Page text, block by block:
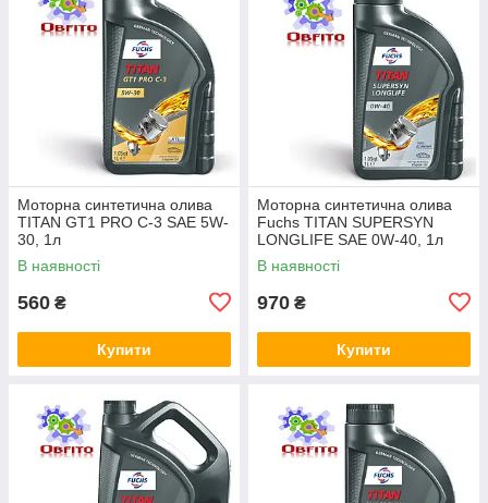
Моторна синтетична олива
TITAN GT1 PRO C-3 SAE 5W-
30, 1л
В наявності
560 ₴
Купити
Моторна синтетична олива
Fuchs TITAN SUPERSYN
LONGLIFE SAE 0W-40, 1л
В наявності
970 ₴
Купити